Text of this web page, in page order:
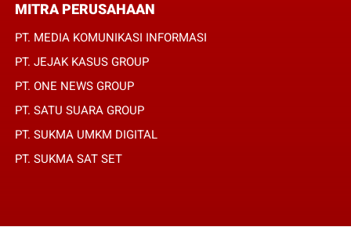
MITRA PERUSAHAAN
PT. MEDIA KOMUNIKASI INFORMASI
PT. JEJAK KASUS GROUP
PT. ONE NEWS GROUP
PT. SATU SUARA GROUP
PT. SUKMA UMKM DIGITAL
PT. SUKMA SAT SET